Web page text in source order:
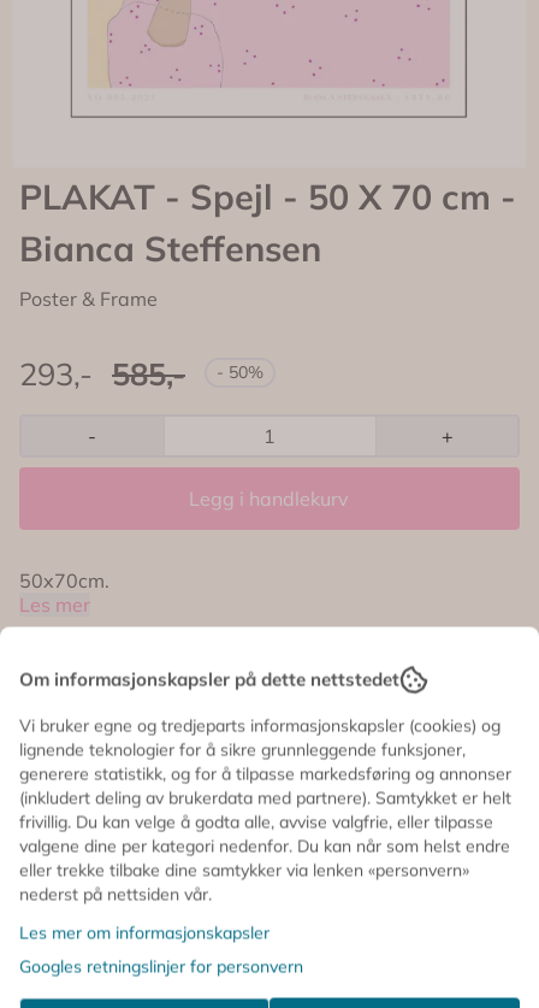
PLAKAT - Spejl - 50 X 70 cm -
Bianca Steffensen
Poster & Frame
293,- 585,- - 50%
- +
Legg i handlekurv
Les mer
Informasjon
50x70cm.
Kommentarer
Om informasjonskapsler på dette nettstedet
Vi bruker egne og tredjeparts informasjonskapsler (cookies) og
lignende teknologier for å sikre grunnleggende funksjoner,
generere statistikk, og for å tilpasse markedsføring og annonser
(inkludert deling av brukerdata med partnere). Samtykket er helt
frivillig. Du kan velge å godta alle, avvise valgfrie, eller tilpasse
valgene dine per kategori nedenfor. Du kan når som helst endre
eller trekke tilbake dine samtykker via lenken «personvern»
nederst på nettsiden vår.
Les mer om informasjonskapsler
Googles retningslinjer for personvern